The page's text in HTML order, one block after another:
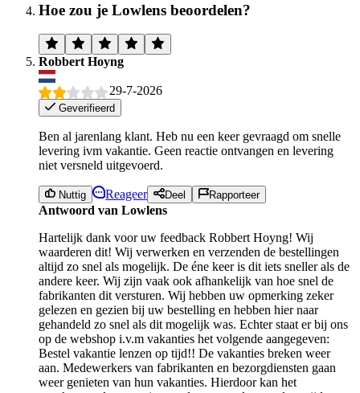
Hoe zou je Lowlens beoordelen?
Robbert Hoyng
29-7-2026
Geverifieerd
Ben al jarenlang klant. Heb nu een keer gevraagd om snelle
levering ivm vakantie. Geen reactie ontvangen en levering
niet versneld uitgevoerd.
Nuttig Reageer Deel Rapporteer
Antwoord van Lowlens
Hartelijk dank voor uw feedback Robbert Hoyng! Wij
waarderen dit! Wij verwerken en verzenden de bestellingen
altijd zo snel als mogelijk. De éne keer is dit iets sneller als de
andere keer. Wij zijn vaak ook afhankelijk van hoe snel de
fabrikanten dit versturen. Wij hebben uw opmerking zeker
gelezen en gezien bij uw bestelling en hebben hier naar
gehandeld zo snel als dit mogelijk was. Echter staat er bij ons
op de webshop i.v.m vakanties het volgende aangegeven:
Bestel vakantie lenzen op tijd!! De vakanties breken weer
aan. Medewerkers van fabrikanten en bezorgdiensten gaan
weer genieten van hun vakanties. Hierdoor kan het